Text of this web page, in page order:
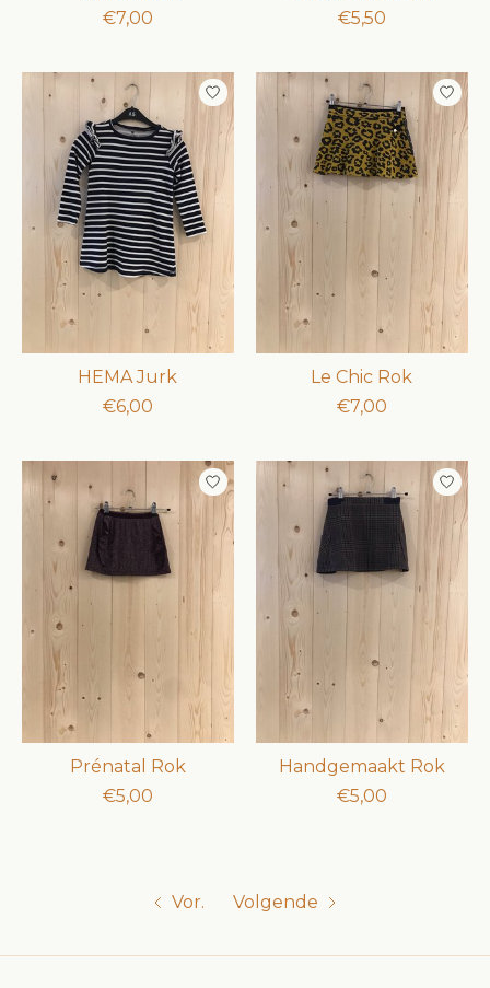
€7,00
€5,50
HEMA Jurk
€6,00
Le Chic Rok
€7,00
Prénatal Rok
€5,00
Handgemaakt Rok
€5,00
Vor. Volgende